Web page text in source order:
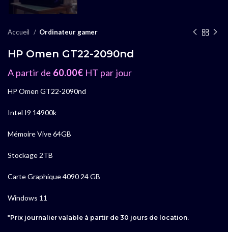
Accueil Ordinateur gamer
HP Omen GT22-2090nd
A partir de 60.00€ HT par jour
HP Omen GT22-2090nd
Intel I9 14900k
Mémoire Vive 64GB
Stockage 2TB
Carte Graphique 4090 24 GB
Windows 11
*Prix journalier valable à partir de 30 jours de location.